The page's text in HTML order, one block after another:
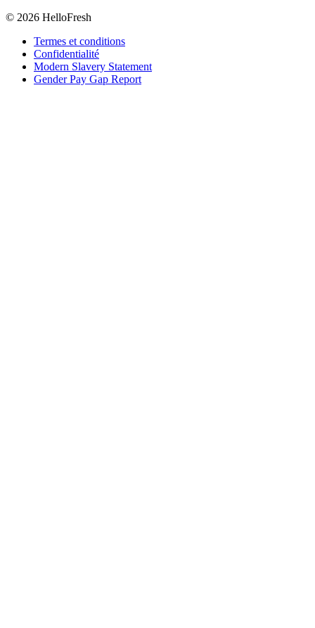
© 2026 HelloFresh
Termes et conditions
Confidentialité
Modern Slavery Statement
Gender Pay Gap Report